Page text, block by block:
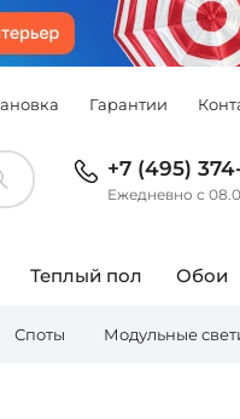
Гарантии
+7 (495)
Ежедневно с
Теплый пол Обои
Споты Модульные